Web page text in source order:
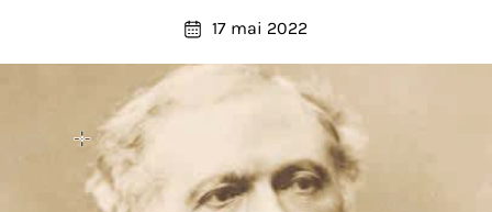
EN PRATIQUE
NOUS SOUTENIR
17 mai 2022